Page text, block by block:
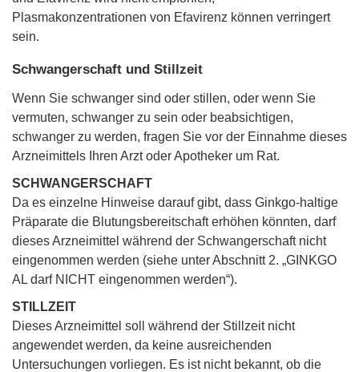
Plasmakonzentrationen von Efavirenz können verringert
sein.
Schwangerschaft und Stillzeit
Wenn Sie schwanger sind oder stillen, oder wenn Sie
vermuten, schwanger zu sein oder beabsichtigen,
schwanger zu werden, fragen Sie vor der Einnahme dieses
Arzneimittels Ihren Arzt oder Apotheker um Rat.
SCHWANGERSCHAFT
Da es einzelne Hinweise darauf gibt, dass Ginkgo-haltige
Präparate die Blutungsbereitschaft erhöhen könnten, darf
dieses Arzneimittel während der Schwangerschaft nicht
eingenommen werden (siehe unter Abschnitt 2. „GINKGO
AL darf NICHT eingenommen werden“).
STILLZEIT
Dieses Arzneimittel soll während der Stillzeit nicht
angewendet werden, da keine ausreichenden
Untersuchungen vorliegen. Es ist nicht bekannt, ob die